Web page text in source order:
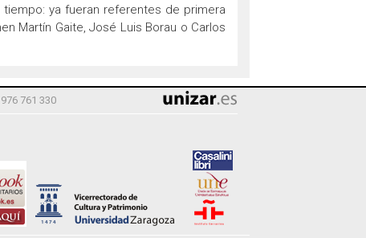
ya fueran referentes de primera
Martín Gaite, José Luis Borau o Carlos
761 330